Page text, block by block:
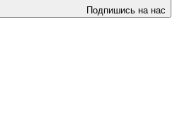
Подпишись на нас